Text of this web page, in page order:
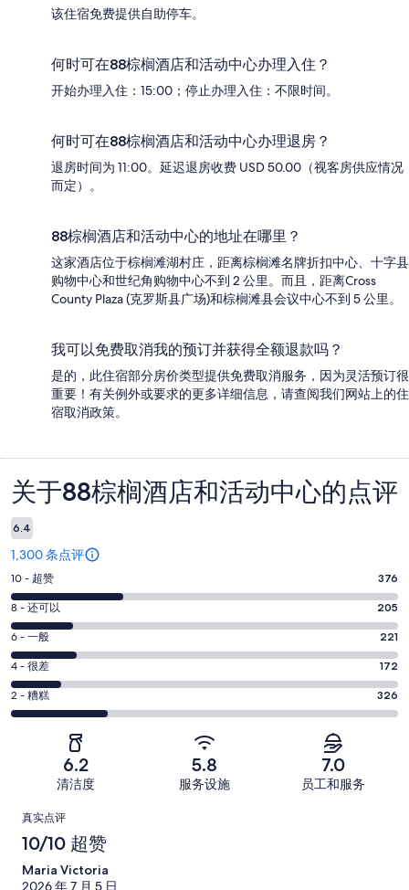
该住宿免费提供自助停车。
何时可在88棕榈酒店和活动中心办理入住？
开始办理入住：15:00；停止办理入住：不限时间。
何时可在88棕榈酒店和活动中心办理退房？
退房时间为 11:00。延迟退房收费 USD 50.00（视客房供应情况
而定）。
88棕榈酒店和活动中心的地址在哪里？
这家酒店位于棕榈滩湖村庄，距离棕榈滩名牌折扣中心、十字县
购物中心和世纪角购物中心不到 2 公里。而且，距离Cross
County Plaza (克罗斯县广场)和棕榈滩县会议中心不到 5 公里。
我可以免费取消我的预订并获得全额退款吗？
是的，此住宿部分房价类型提供免费取消服务，因为灵活预订很
重要！有关例外或要求的更多详细信息，请查阅我们网站上的住
宿取消政策。
点
评
关于88棕榈酒店和活动中心的点评
6.4
1,300 条点评
10
分
-
超
赞。
376
条
好
条
点
10 - 超赞 376
8
分
-
还
可
以。
有
1300
条
8 - 还可以 205
6
分
-
一
般。
共
有
1300
条
6 - 一般 221
4
分
-
评，
共
有
4 - 很差 172
2
分
条
好
评，
共
2 - 糟糕 326
6.2
清洁度
5.8
服务设施
7.0
员工和服务
点
评
真实点评
10/10 超赞
Maria Victoria